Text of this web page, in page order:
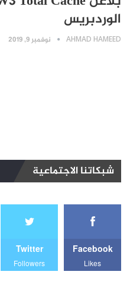
الوردبريس
AHMAD HAMEED نوفمبر 9, 2019
شبكاتنا الاجتماعية
Facebook
Likes
Twitter
Followers